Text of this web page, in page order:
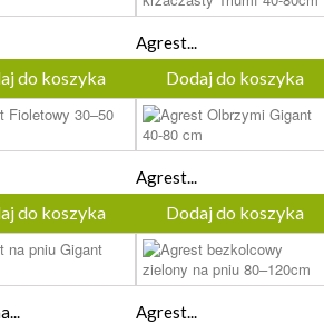
do koszyka
Agrest...
Dodaj do koszyka
do koszyka
Agrest...
Dodaj do koszyka
Agrest...